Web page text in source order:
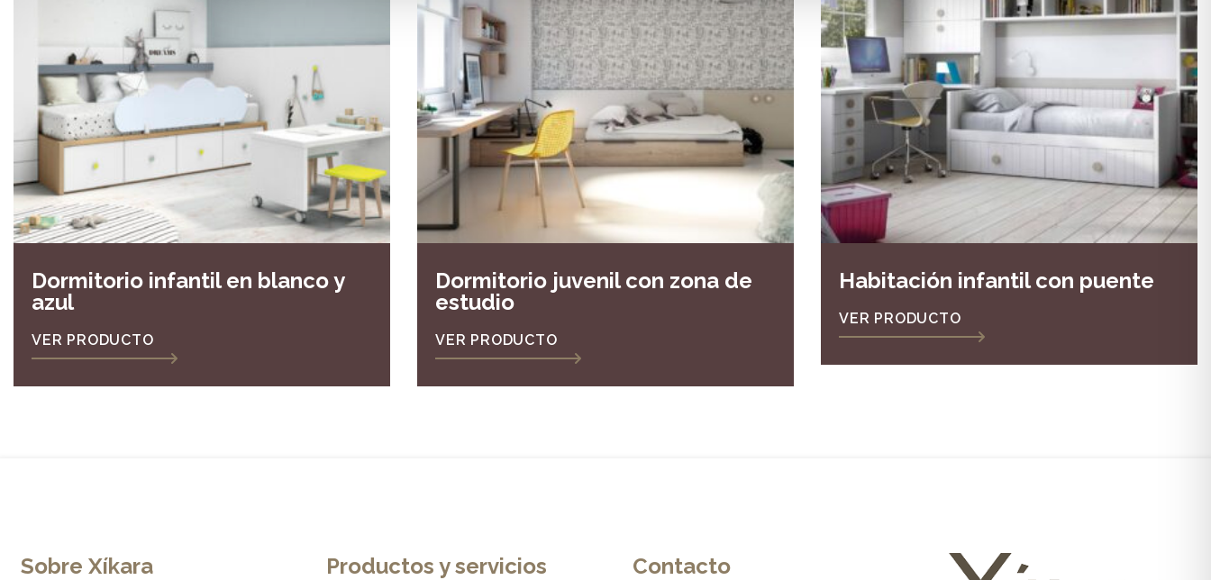
Dormitorio infantil en blanco y
azul
VER PRODUCTO
Dormitorio juvenil con zona de
estudio
VER PRODUCTO
Habitación infantil con puente
VER PRODUCTO
Sobre Xíkara Productos y servicios Contacto